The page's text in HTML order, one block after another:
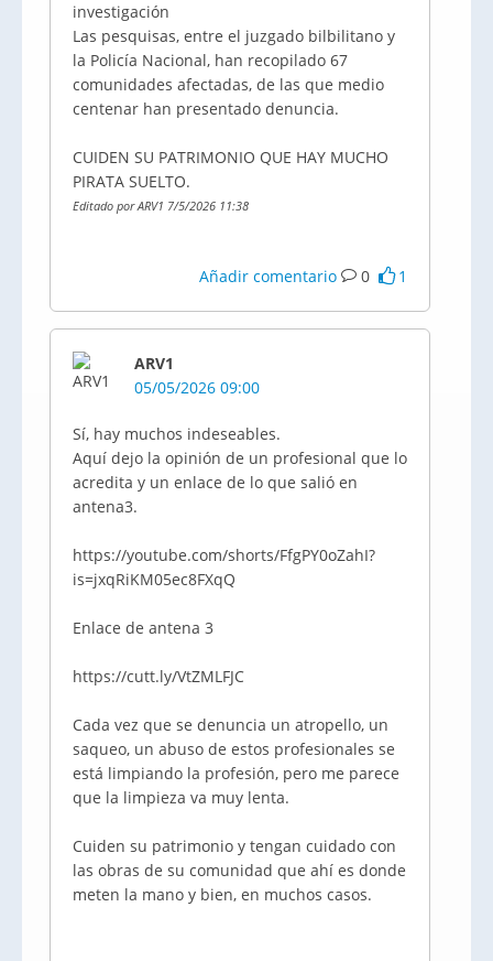
investigación
Las pesquisas, entre el juzgado bilbilitano y
la Policía Nacional, han recopilado 67
comunidades afectadas, de las que medio
centenar han presentado denuncia.
CUIDEN SU PATRIMONIO QUE HAY MUCHO
PIRATA SUELTO.
Editado por ARV1 7/5/2026 11:38
Añadir comentario 0 1
ARV1
05/05/2026 09:00
Sí, hay muchos indeseables.
Aquí dejo la opinión de un profesional que lo
acredita y un enlace de lo que salió en
antena3.
https://youtube.com/shorts/FfgPY0oZahI?
is=jxqRiKM05ec8FXqQ
Enlace de antena 3
https://cutt.ly/VtZMLFJC
Cada vez que se denuncia un atropello, un
saqueo, un abuso de estos profesionales se
está limpiando la profesión, pero me parece
que la limpieza va muy lenta.
Cuiden su patrimonio y tengan cuidado con
las obras de su comunidad que ahí es donde
meten la mano y bien, en muchos casos.